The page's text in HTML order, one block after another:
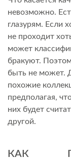
невозможно.
глазурям. Если
не проходит
может
бракуют.
быть не может.
похожие
предполагая,
них будет
другой.
КАК